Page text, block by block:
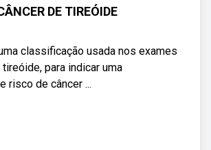
DE TIREÓIDE
classificação usada nos exames
para indicar uma
risco de câncer ...